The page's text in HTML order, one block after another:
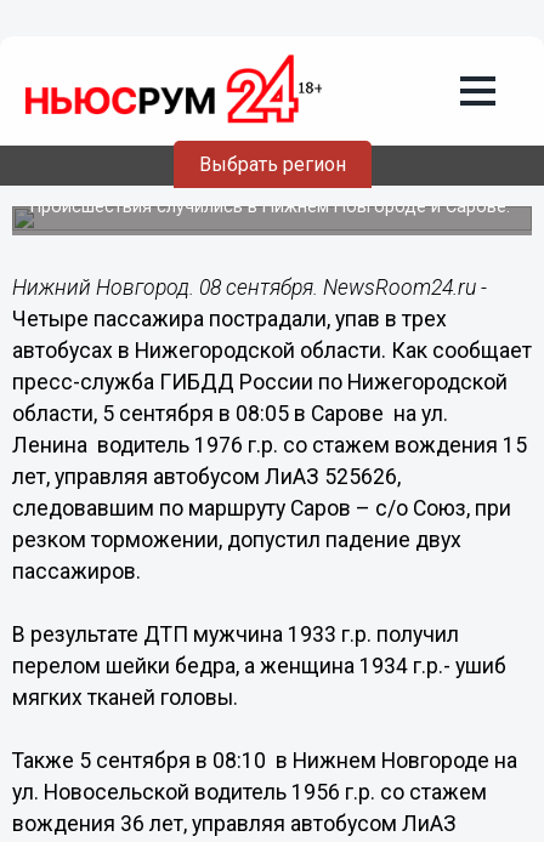
Выбрать регион
Четыре пассажира пострадали, упав в
трех автобусах в Нижегородской
Происшествия случились в Нижнем Новгороде и Сарове.
Нижний Новгород. 08 сентября. NewsRoom24.ru -
Четыре пассажира пострадали, упав в трех
автобусах в Нижегородской области. Как сообщает
пресс-служба ГИБДД России по Нижегородской
области, 5 сентября в 08:05 в Сарове на ул.
Ленина водитель 1976 г.р. со стажем вождения 15
лет, управляя автобусом ЛиАЗ 525626,
следовавшим по маршруту Саров – с/о Союз, при
резком торможении, допустил падение двух
пассажиров.
В результате ДТП мужчина 1933 г.р. получил
перелом шейки бедра, а женщина 1934 г.р.- ушиб
мягких тканей головы.
Также 5 сентября в 08:10 в Нижнем Новгороде на
ул. Новосельской водитель 1956 г.р. со стажем
вождения 36 лет, управляя автобусом ЛиАЗ